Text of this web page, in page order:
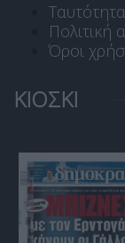
Ταυτότητα
Πολιτική
Όροι
ΚΙΟΣΚΙ